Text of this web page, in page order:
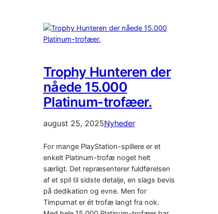
Trophy Hunteren der
nåede 15.000
Platinum-trofæer.
august 25, 2025Nyheder
For mange PlayStation-spillere er et
enkelt Platinum-trofæ noget helt
særligt. Det repræsenterer fuldførelsen
af et spil til sidste detalje, en slags bevis
på dedikation og evne. Men for
Timpurnat er ét trofæ langt fra nok.